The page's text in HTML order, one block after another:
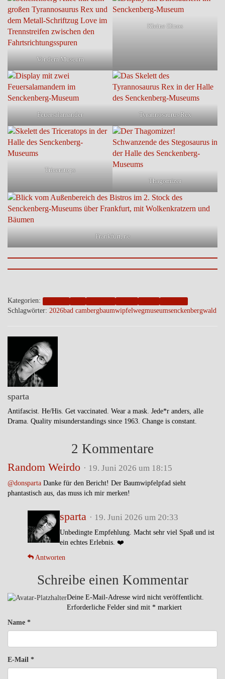
Vor dem Museum
Kleine Dinos
Feuersalamander Tyrannosaurus Rex
Triceratops
Thagomizer
Frankfurt, ne
Kategorien:
Schlagwörter: 2026bad cambergbaumwipfelwegmuseumsenckenbergwald
sparta
Antifascist. He/His. Get vaccinated. Wear a mask. Jede*r anders, alle
Drama. Quality misunderstandings since 1963. Change is constant.
2 Kommentare
Random Weirdo · 19. Juni 2026 um 18:15
@donsparta Danke für den Bericht! Der Baumwipfelpfad sieht
phantastisch aus, das muss ich mir merken!
sparta · 19. Juni 2026 um 20:33
Unbedingte Empfehlung. Macht sehr viel Spaß und ist
ein echtes Erlebnis. ❤️
Antworten
Schreibe einen Kommentar
Deine E-Mail-Adresse wird nicht veröffentlicht.
Erforderliche Felder sind mit * markiert
Name *
E-Mail *